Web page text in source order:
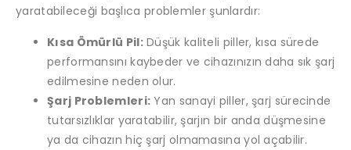
yaratabileceği başlıca problemler şunlardır:
Kısa Ömürlü Pil:Düşük kaliteli piller, kısa sürede
performansını kaybeder ve cihazınızın daha sık şarj
edilmesine neden olur.
Şarj Problemleri: Yan sanayi piller, şarj sürecinde
tutarsızlıklar yaratabilir, şarjın bir anda düşmesine
ya da cihazın hiç şarj olmamasına yol açabilir.